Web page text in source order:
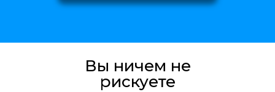
Вы ничем не
рискуете